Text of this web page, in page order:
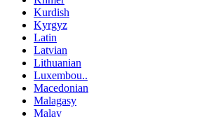
Kurdish
Kyrgyz
Latin
Latvian
Lithuanian
Luxembou..
Macedonian
Malagasy
Malay